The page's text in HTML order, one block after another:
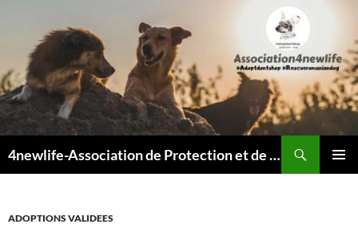
4newlife-Association de Protection et de défense animale. Loi de 1908
ADOPTIONS VALIDEES